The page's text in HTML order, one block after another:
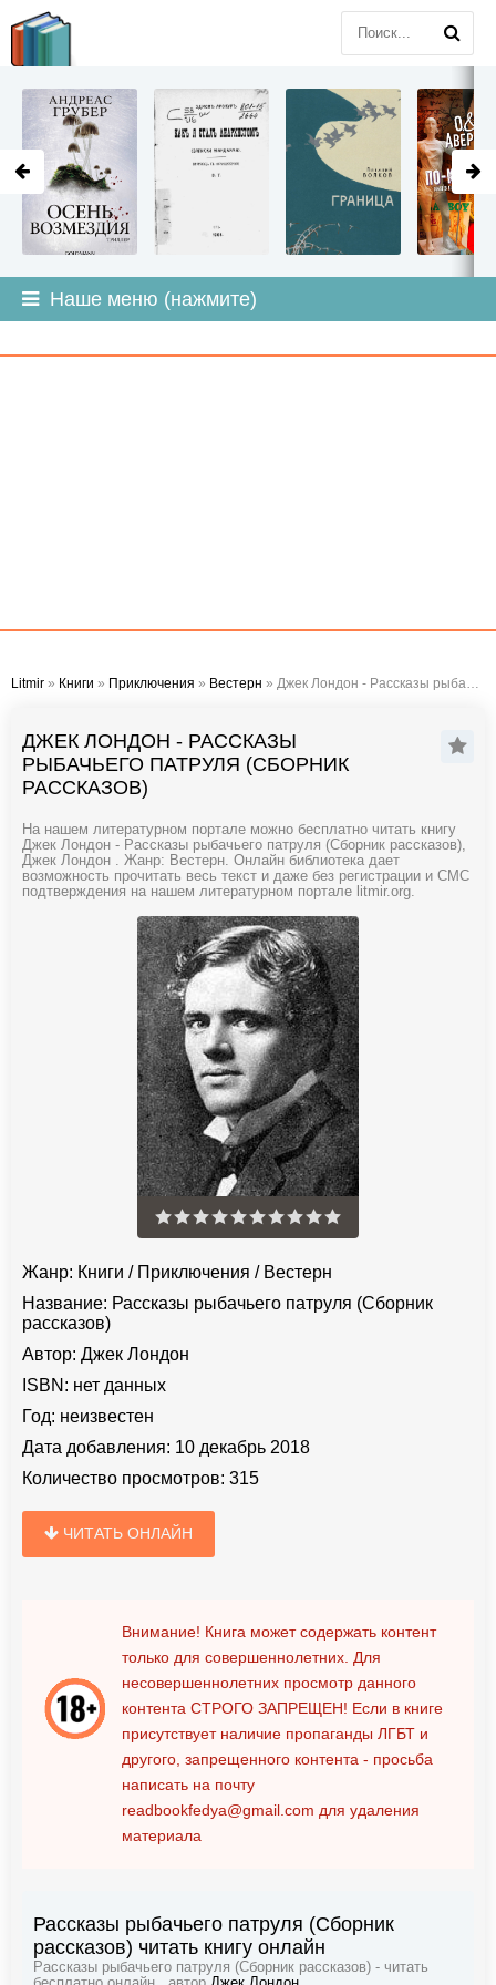
Наше меню (нажмите)
Litmir » Книги » Приключения » Вестерн » Джек Лондон - Рассказы рыбачьего патруля (Сборник рассказов)
ДЖЕК ЛОНДОН - РАССКАЗЫ
РЫБАЧЬЕГО ПАТРУЛЯ (СБОРНИК
РАССКАЗОВ)
На нашем литературном портале можно бесплатно читать книгу
Джек Лондон - Рассказы рыбачьего патруля (Сборник рассказов),
Джек Лондон . Жанр: Вестерн. Онлайн библиотека дает
возможность прочитать весь текст и даже без регистрации и СМС
подтверждения на нашем литературном портале litmir.org.
Жанр: Книги / Приключения / Вестерн
Название: Рассказы рыбачьего патруля (Сборник
рассказов)
Автор: Джек Лондон
ISBN: нет данных
Год: неизвестен
Дата добавления: 10 декабрь 2018
Количество просмотров: 315
ЧИТАТЬ ОНЛАЙН
Внимание! Книга может содержать контент
только для совершеннолетних. Для
несовершеннолетних просмотр данного
контента СТРОГО ЗАПРЕЩЕН! Если в книге
присутствует наличие пропаганды ЛГБТ и
другого, запрещенного контента - просьба
написать на почту
readbookfedya@gmail.com для удаления
материала
Рассказы рыбачьего патруля (Сборник
рассказов) читать книгу онлайн
Рассказы рыбачьего патруля (Сборник рассказов) - читать
LITMIR.ORG